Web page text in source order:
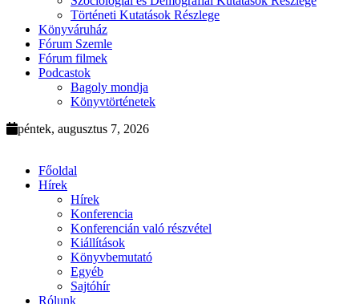
Történeti Kutatások Részlege
Könyváruház
Fórum Szemle
Fórum filmek
Podcastok
Bagoly mondja
Könyvtörténetek
péntek, augusztus 7, 2026
Főoldal
Hírek
Hírek
Konferencia
Konferencián való részvétel
Kiállítások
Könyvbemutató
Egyéb
Sajtóhír
Rólunk